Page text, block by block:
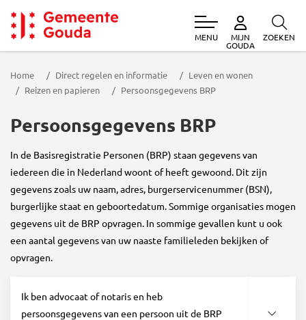
Gemeente Gouda
MENU MIJN
GOUDA
ZOEKEN
Home Direct regelen en informatie
Leven en wonen
Reizen en papieren
Persoonsgegevens BRP
Persoonsgegevens BRP
In de Basisregistratie Personen (BRP) staan gegevens van
iedereen die in Nederland woont of heeft gewoond. Dit zijn
gegevens zoals uw naam, adres, burgerservicenummer (BSN),
burgerlijke staat en geboortedatum. Sommige organisaties mogen
gegevens uit de BRP opvragen. In sommige gevallen kunt u ook
een aantal gegevens van uw naaste familieleden bekijken of
opvragen.
Ik ben advocaat of notaris en heb
persoonsgegevens van een persoon uit de BRP